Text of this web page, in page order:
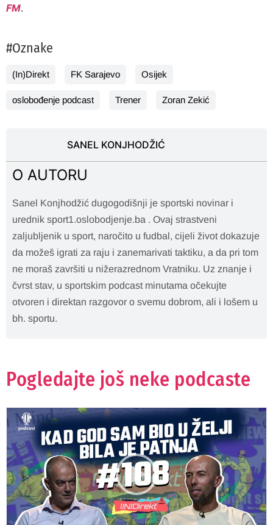
FM.
#Oznake
(In)Direkt FK Sarajevo Osijek
oslobođenje podcast Trener Zoran Zekić
SANEL KONJHODŽIĆ
O AUTORU
Sanel Konjhodžić dugogodišnji je sportski novinar i
urednik sport1.oslobodjenje.ba . Ovaj strastveni
zaljubljenik u sport, naročito u fudbal, cijeli život dokazuje
da možeš igrati za raju i zanemarivati taktiku, a da pri tom
ne moraš završiti u nižerazrednom Vratniku. Uz znanje i
čvrst stav, u sportskim podcast minutama očekujte
otvoren i direktan razgovor o svemu dobrom, ali i lošem u
bh. sportu.
Pogledajte još neke podcaste